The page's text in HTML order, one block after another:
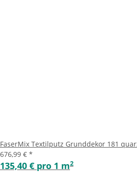
FaserMix Textilputz Grunddekor 181
676,99 € *
135,40 € pro 1 m2